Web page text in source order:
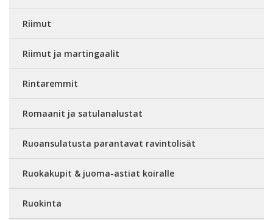
Riimut
Riimut ja martingaalit
Rintaremmit
Romaanit ja satulanalustat
Ruoansulatusta parantavat ravintolisät
Ruokakupit & juoma-astiat koiralle
Ruokinta